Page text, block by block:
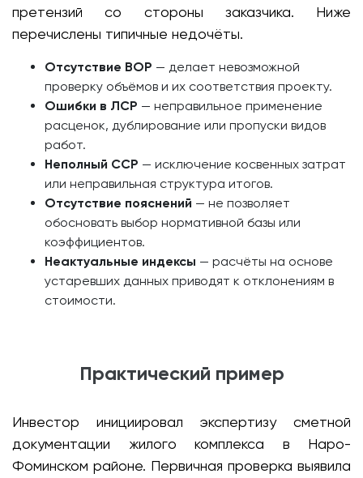
претензий со стороны заказчика. Ниже
перечислены типичные недочёты.
Отсутствие ВОР — делает невозможной
проверку объёмов и их соответствия проекту.
Ошибки в ЛСР — неправильное применение
расценок, дублирование или пропуски видов
работ.
Неполный ССР — исключение косвенных затрат
или неправильная структура итогов.
Отсутствие пояснений — не позволяет
обосновать выбор нормативной базы или
коэффициентов.
Неактуальные индексы — расчёты на основе
устаревших данных приводят к отклонениям в
стоимости.
Практический пример
Инвестор инициировал экспертизу сметной
документации жилого комплекса в Наро-
Фоминском районе. Первичная проверка выявила